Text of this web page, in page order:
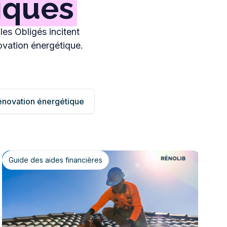
Obligés incitent
énergétique.
énergétique
Guide des aides financières